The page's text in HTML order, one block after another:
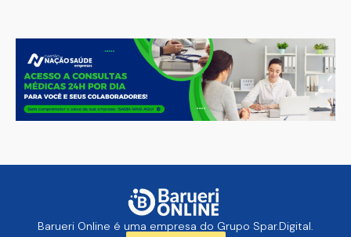
Barueri Online é uma empresa do Grupo Spar.Digital.